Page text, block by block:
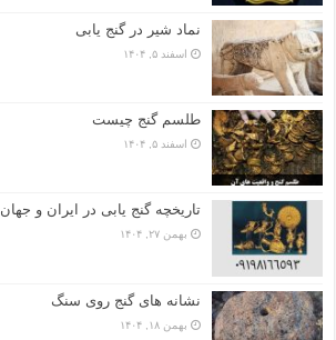
نماد شیر در گنج یابی
اسفند ۵, ۱۴۰۴
طلسم گنج چیست
اسفند ۵, ۱۴۰۴
تاریخچه گنج‌ یابی در ایران و جهان
بهمن ۲۷, ۱۴۰۴
نشانه های گنج روی سنگ
بهمن ۱۸, ۱۴۰۴